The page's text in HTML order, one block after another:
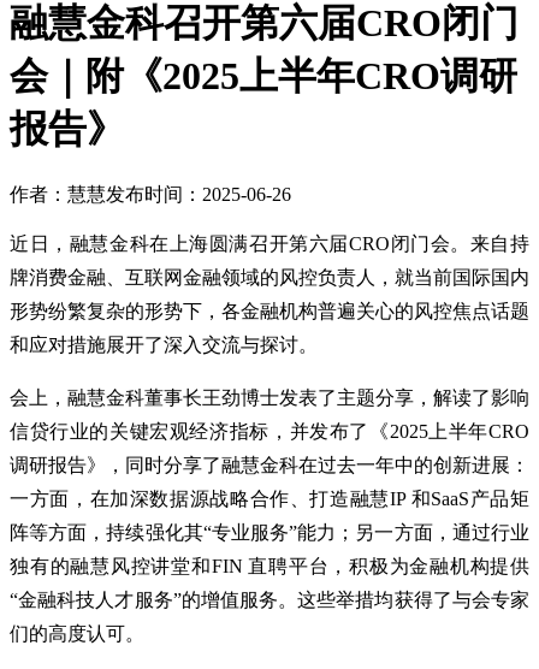
融慧金科召开第六届CRO闭门
会｜附《2025上半年CRO调研
报告》
作者：慧慧发布时间：2025-06-26
近日，融慧金科在上海圆满召开第六届CRO闭门会。来自持
牌消费金融、互联网金融领域的风控负责人，就当前国际国内
形势纷繁复杂的形势下，各金融机构普遍关心的风控焦点话题
和应对措施展开了深入交流与探讨。
会上，融慧金科董事长王劲博士发表了主题分享，解读了影响
信贷行业的关键宏观经济指标，并发布了《2025上半年CRO
调研报告》，同时分享了融慧金科在过去一年中的创新进展：
一方面，在加深数据源战略合作、打造融慧IP 和SaaS产品矩
阵等方面，持续强化其“专业服务”能力；另一方面，通过行业
独有的融慧风控讲堂和FIN 直聘平台，积极为金融机构提供
“金融科技人才服务”的增值服务。这些举措均获得了与会专家
们的高度认可。